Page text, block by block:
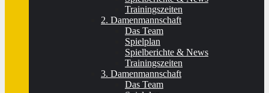
Trainingszeiten
2. Damenmannschaft
Das Team
Spielplan
Spielberichte & News
Trainingszeiten
3. Damenmannschaft
Das Team